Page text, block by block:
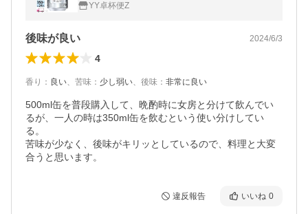
YY卓杯便Z
後味が良い 2024/6/3
4
香り ： 良い、 苦味 ： 少し弱い、 後味 ： 非常に良い
500ml缶を普段購入して、晩酌時に女房と分けて飲んでい
るが、一人の時は350ml缶を飲むという使い分けしてい
る。
苦味が少なく、後味がキリッとしているので、料理と大変
合うと思います。
違反報告 いいね 0